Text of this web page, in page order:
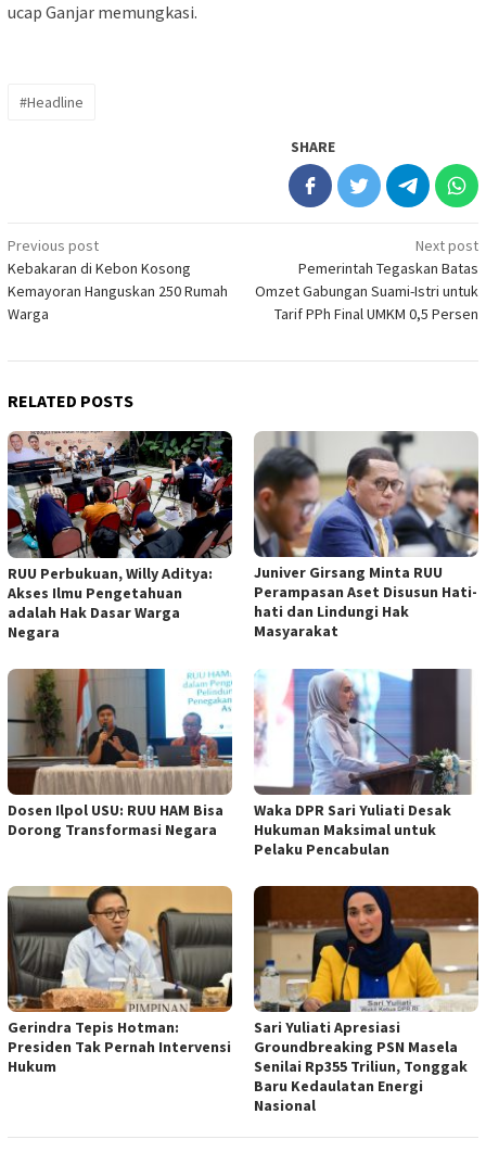
ucap Ganjar memungkasi.
#Headline
SHARE
Post
navigation
Previous post
Kebakaran di Kebon Kosong
Kemayoran Hanguskan 250 Rumah
Warga
Next post
Pemerintah Tegaskan Batas
Omzet Gabungan Suami-Istri untuk
Tarif PPh Final UMKM 0,5 Persen
RELATED POSTS
RUU Perbukuan, Willy Aditya:
Akses Ilmu Pengetahuan
adalah Hak Dasar Warga
Negara
Juniver Girsang Minta RUU
Perampasan Aset Disusun Hati-
hati dan Lindungi Hak
Masyarakat
Dosen Ilpol USU: RUU HAM Bisa
Dorong Transformasi Negara
Waka DPR Sari Yuliati Desak
Hukuman Maksimal untuk
Pelaku Pencabulan
Gerindra Tepis Hotman:
Presiden Tak Pernah Intervensi
Hukum
Sari Yuliati Apresiasi
Groundbreaking PSN Masela
Senilai Rp355 Triliun, Tonggak
Baru Kedaulatan Energi
Nasional